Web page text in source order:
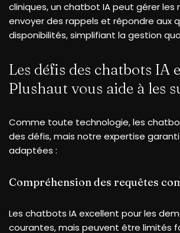
cliniques, un chatbot IA peut gérer les
envoyer des rappels et répondre aux
disponibilités, simplifiant la gestion
Les défis des chatbots IA
Plushaut vous aide à les
Comme toute technologie, les
des défis, mais notre expertise
adaptées :
Compréhension des requêtes
Les chatbots IA excellent pour les
courantes, mais peuvent être limités